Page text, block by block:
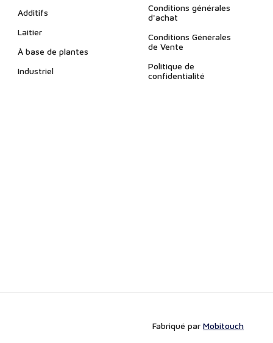
Additifs
Laitier
À base de plantes
Industriel
Conditions générales
d'achat
Conditions Générales
de Vente
Politique de
confidentialité
Fabriqué par Mobitouch